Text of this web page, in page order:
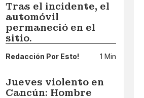
Tras el incidente, el
automóvil
permaneció en el
sitio.
Redacción Por Esto! 1 Min
Jueves violento en
Cancún: Hombre